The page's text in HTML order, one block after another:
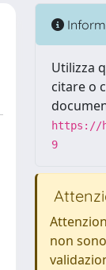
Utilizza
citare o
https://
9
non